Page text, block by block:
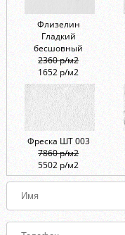
Флизелин
Гладкий
бесшовный
2360 р/м2
1652 р/м2
Фреска ШТ 003
7860 р/м2
5502 р/м2